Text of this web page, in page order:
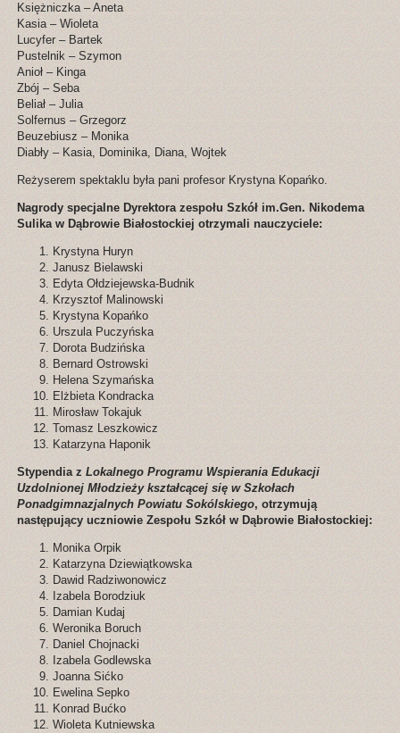
Księżniczka – Aneta
Kasia – Wioleta
Lucyfer – Bartek
Pustelnik – Szymon
Anioł – Kinga
Zbój – Seba
Beliał – Julia
Solfernus – Grzegorz
Beuzebiusz – Monika
Diabły – Kasia, Dominika, Diana, Wojtek
Reżyserem spektaklu była pani profesor Krystyna Kopańko.
Nagrody specjalne Dyrektora zespołu Szkół im.Gen. Nikodema
Sulika w Dąbrowie Białostockiej otrzymali nauczyciele:
Krystyna Huryn
Janusz Bielawski
Edyta Ołdziejewska-Budnik
Krzysztof Malinowski
Krystyna Kopańko
Urszula Puczyńska
Dorota Budzińska
Bernard Ostrowski
Helena Szymańska
Elżbieta Kondracka
Mirosław Tokajuk
Tomasz Leszkowicz
Katarzyna Haponik
Stypendia z Lokalnego Programu Wspierania Edukacji
Uzdolnionej Młodzieży kształcącej się w Szkołach
Ponadgimnazjalnych Powiatu Sokólskiego, otrzymują
następujący uczniowie Zespołu Szkół w Dąbrowie Białostockiej:
Monika Orpik
Katarzyna Dziewiątkowska
Dawid Radziwonowicz
Izabela Borodziuk
Damian Kudaj
Weronika Boruch
Daniel Chojnacki
Izabela Godlewska
Joanna Sićko
Ewelina Sepko
Konrad Bućko
Wioleta Kutniewska